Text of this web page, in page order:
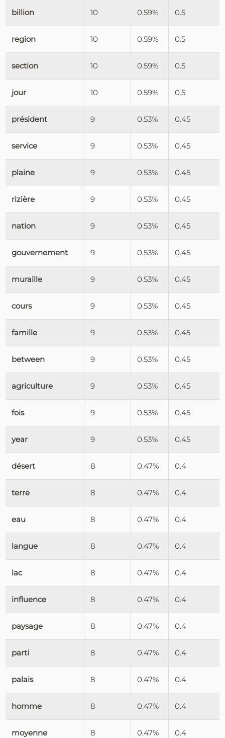
billion 10 0.59% 0.5
region 10 0.59% 0.5
section 10 0.59% 0.5
jour 10 0.59% 0.5
président 9 0.53% 0.45
service 9 0.53% 0.45
plaine 9 0.53% 0.45
rizière 9 0.53% 0.45
nation 9 0.53% 0.45
gouvernement 9 0.53% 0.45
muraille 9 0.53% 0.45
cours 9 0.53% 0.45
famille 9 0.53% 0.45
between 9 0.53% 0.45
agriculture 9 0.53% 0.45
fois 9 0.53% 0.45
year 9 0.53% 0.45
désert 8 0.47% 0.4
terre 8 0.47% 0.4
eau 8 0.47% 0.4
langue 8 0.47% 0.4
lac 8 0.47% 0.4
influence 8 0.47% 0.4
paysage 8 0.47% 0.4
parti 8 0.47% 0.4
palais 8 0.47% 0.4
homme 8 0.47% 0.4
moyenne 8 0.47% 0.4